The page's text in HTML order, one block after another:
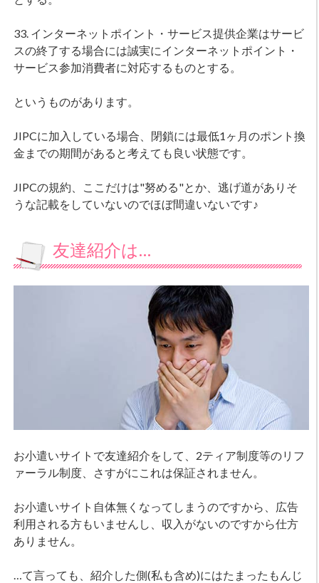
33. インターネットポイント・サービス提供企業はサービ
スの終了する場合には誠実にインターネットポイント・
サービス参加消費者に対応するものとする。
というものがあります。
JIPCに加入している場合、閉鎖には最低1ヶ月のポント換
金までの期間があると考えても良い状態です。
JIPCの規約、ここだけは"努める"とか、逃げ道がありそ
うな記載をしていないのでほぼ間違いないです♪
友達紹介は…
お小遣いサイトで友達紹介をして、2ティア制度等のリフ
ァーラル制度、さすがにこれは保証されません。
お小遣いサイト自体無くなってしまうのですから、広告
利用される方もいませんし、収入がないのですから仕方
ありません。
…て言っても、紹介した側(私も含め)にはたまったもんじ